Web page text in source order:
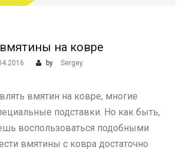
на ковре
by Sergey
вмятин на ковре, многие
подставки. Но как быть,
воспользоваться подобными
вмятины с ковра достаточно